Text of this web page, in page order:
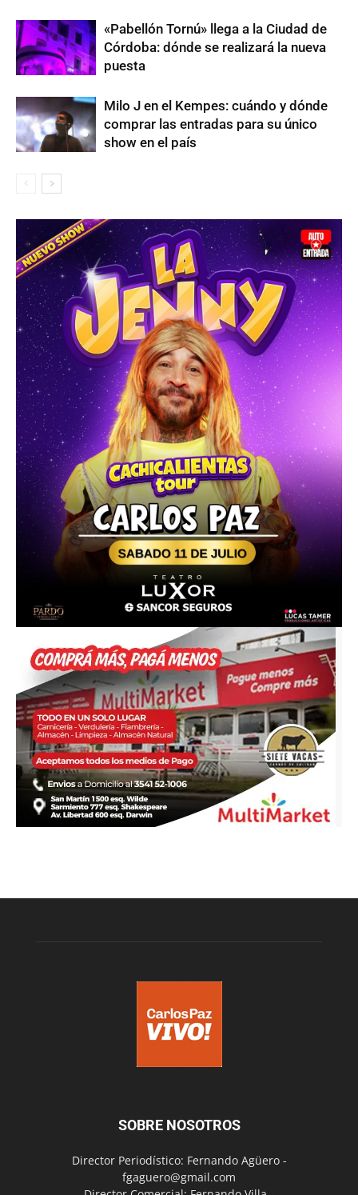
«Pabellón Tornú» llega a la Ciudad de
Córdoba: dónde se realizará la nueva
puesta
Milo J en el Kempes: cuándo y dónde
comprar las entradas para su único
show en el país
SOBRE NOSOTROS
Director Periodístico: Fernando Agüero -
fgaguero@gmail.com